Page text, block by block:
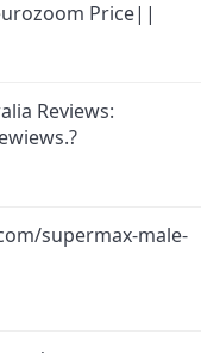
Price||
Reviews:
supermax-male-